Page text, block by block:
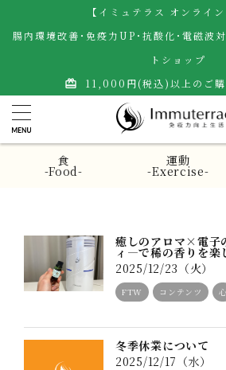
【イミュテラス オンライン
腸内環境改善･免疫力UP･抗酸化･電磁波
トショップ
card_giftcard 11,000円(税込)以上のご購
食
-Food-
運動
-Exercise-
癒しのアロマ×電子
ィ―で稀の香りを楽
2025/12/23（火）
FTW コンテンツ 心
冬季休業について
2025/12/17（水）